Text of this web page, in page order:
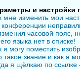
и настройки
мне изменить мои
часовой пояс,
языка нет в списке!
я могу поместить
такое звание и как я
я щёлкаю по